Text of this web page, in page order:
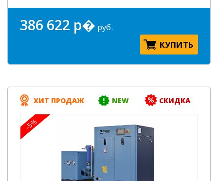
386 622 р� руб.
КУПИТЬ
ХИТ ПРОДАЖ NEW СКИДКА
-5%